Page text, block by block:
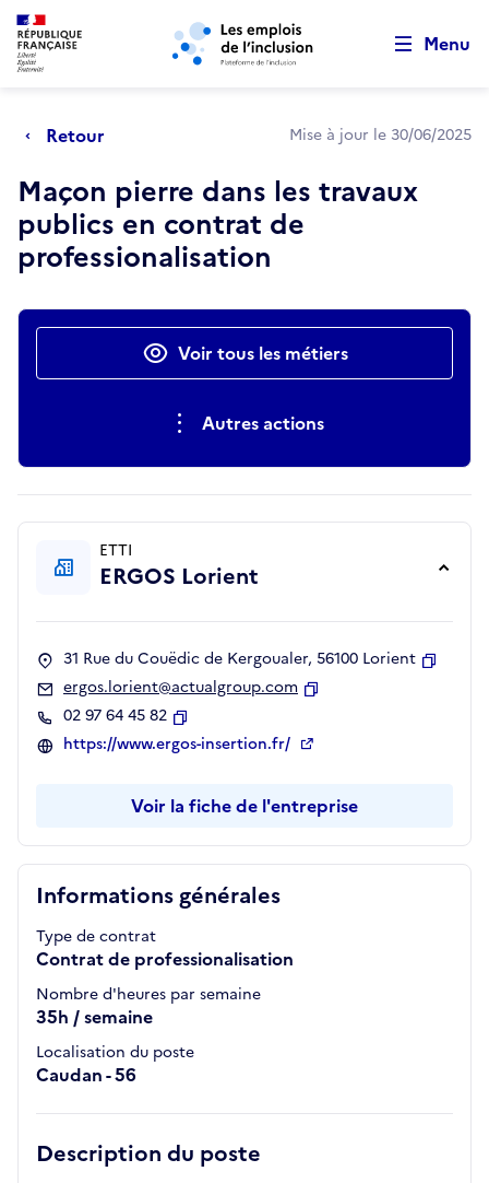
Aller au menu principal Aller au contenu principal
Menu
Retour Mise à jour le 30/06/2025
Maçon pierre dans les travaux
publics en contrat de
professionalisation
Actions rapidesVoir tous les métiers
Autres actions
Informations générales
Type de contrat
Contrat de professionalisation
Nombre d'heures par semaine
35h / semaine
Localisation du poste
Caudan - 56
Description du poste
ETTI
ERGOS Lorient
31 Rue du Couëdic de Kergoualer, 56100 Lorient
ergos.lorient@actualgroup.com
02 97 64 45 82
Copier
https://www.ergos-insertion.fr/
Voir la fiche de l'entreprise
Retour au début de la page
Panneau de gestion des cookies